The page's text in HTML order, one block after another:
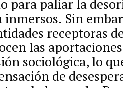
para paliar la
inmersos. Sin
receptoras
las
sociológica, lo
de